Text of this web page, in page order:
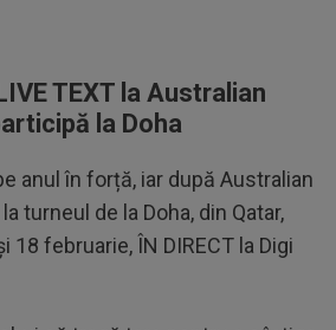
TEXT la Australian
la Doha
anul în forță, iar după Australian
turneul de la Doha, din Qatar,
18 februarie, ÎN DIRECT la Digi